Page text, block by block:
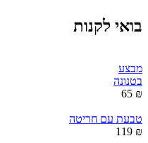
בואי לקנות
מבצע
בטנונה
₪ 65
טבעת עם חריטה
₪ 119